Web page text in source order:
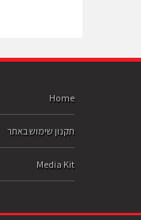
Home
תקנון שימוש באתר
Media Kit